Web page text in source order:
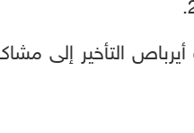
بحلول نهاية 2026. وعزت